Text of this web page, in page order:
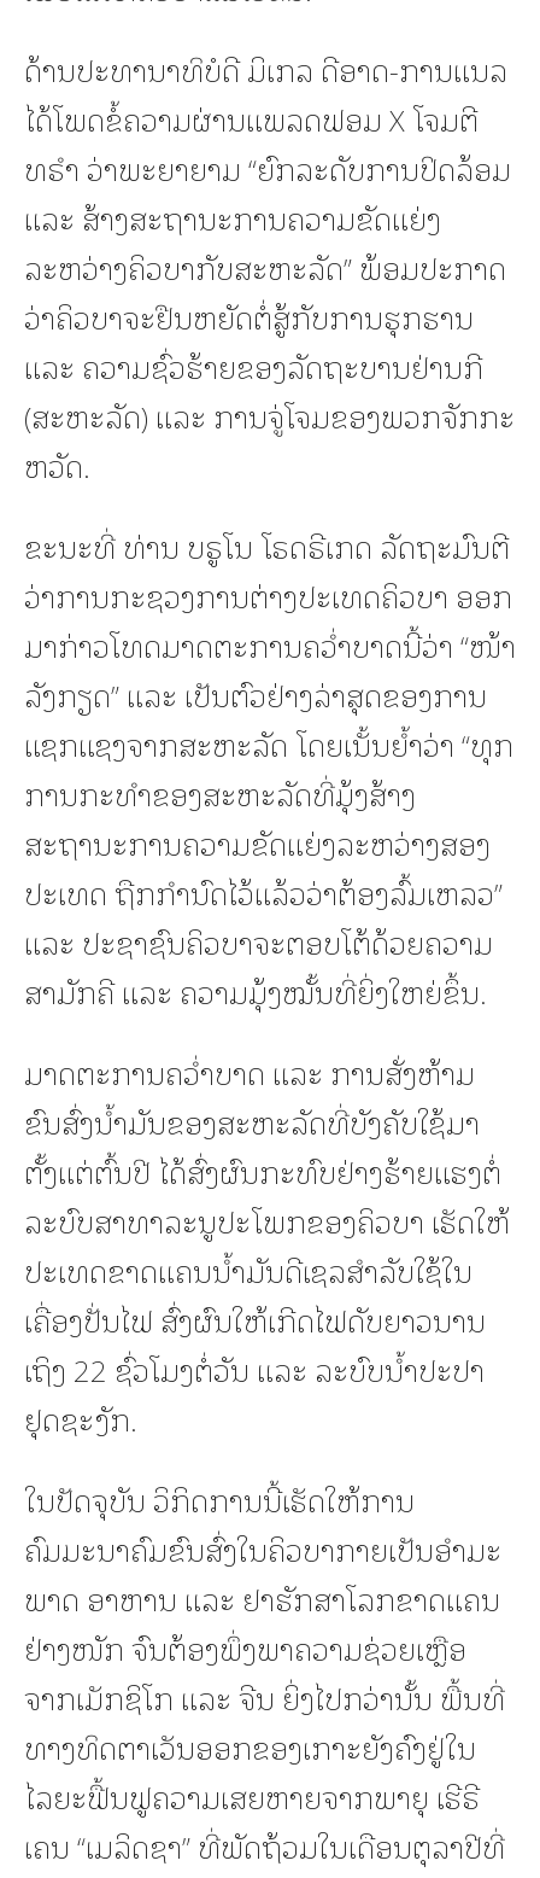
ດ້ານປະທານາທິບໍດີ ມິເກລ ດີອາດ-ການແນລ
ໄດ້ໂພດຂໍ້ຄວາມຜ່ານແພລດຟອມ X ໂຈມຕີ
ທຣຳ ວ່າພະຍາຍາມ “ຍົກລະດັບການປິດລ້ອມ
ແລະ ສ້າງສະຖານະການຄວາມຂັດແຍ່ງ
ລະຫວ່າງຄິວບາກັບສະຫະລັດ” ພ້ອມປະກາດ
ວ່າຄິວບາຈະຢືນຫຍັດຕໍ່ສູ້ກັບການຮຸກຮານ
ແລະ ຄວາມຊົ່ວຮ້າຍຂອງລັດຖະບານຢ່ານກີ
(ສະຫະລັດ) ແລະ ການຈູ່ໂຈມຂອງພວກຈັກກະ
ຫວັດ.
ຂະນະທີ່ ທ່ານ ບຣູໂນ ໂຣດຣີເກດ ລັດຖະມົນຕີ
ວ່າການກະຊວງການຕ່າງປະເທດຄິວບາ ອອກ
ມາກ່າວໂທດມາດຕະການຄວ່ຳບາດນີ້ວ່າ “ໜ້າ
ລັງກຽດ” ແລະ ເປັນຕົວຢ່າງລ່າສຸດຂອງການ
ແຊກແຊງຈາກສະຫະລັດ ໂດຍເນັ້ນຍ້ຳວ່າ “ທຸກ
ການກະທຳຂອງສະຫະລັດທີ່ມຸ້ງສ້າງ
ສະຖານະການຄວາມຂັດແຍ່ງລະຫວ່າງສອງ
ປະເທດ ຖືກກຳນົດໄວ້ແລ້ວວ່າຕ້ອງລົ້ມເຫລວ”
ແລະ ປະຊາຊົນຄິວບາຈະຕອບໂຕ້ດ້ວຍຄວາມ
ສາມັກຄີ ແລະ ຄວາມມຸ້ງໝັ້ນທີ່ຍິ່ງໃຫຍ່ຂຶ້ນ.
ມາດຕະການຄວ່ຳບາດ ແລະ ການສັ່ງຫ້າມ
ຂົນສົ່ງນ້ຳມັນຂອງສະຫະລັດທີ່ບັງຄັບໃຊ້ມາ
ຕັ້ງແຕ່ຕົ້ນປີ ໄດ້ສົ່ງຜົນກະທົບຢ່າງຮ້າຍແຮງຕໍ່
ລະບົບສາທາລະນູປະໂພກຂອງຄິວບາ ເຮັດໃຫ້
ປະເທດຂາດແຄນນ້ຳມັນດີເຊລສຳລັບໃຊ້ໃນ
ເຄື່ອງປັ່ນໄຟ ສົ່ງຜົນໃຫ້ເກີດໄຟດັບຍາວນານ
ເຖິງ 22 ຊົ່ວໂມງຕໍ່ວັນ ແລະ ລະບົບນ້ຳປະປາ
ຢຸດຊະງັກ.
ໃນປັດຈຸບັນ ວິກິດການນີ້ເຮັດໃຫ້ການ
ຄົມມະນາຄົມຂົນສົ່ງໃນຄິວບາກາຍເປັນອຳມະ
ພາດ ອາຫານ ແລະ ຢາຮັກສາໂລກຂາດແຄນ
ຢ່າງໜັກ ຈົນຕ້ອງພຶ່ງພາຄວາມຊ່ວຍເຫຼືອ
ຈາກເມັກຊິໂກ ແລະ ຈີນ ຍິ່ງໄປກວ່ານັ້ນ ພື້ນທີ່
ທາງທິດຕາເວັນອອກຂອງເກາະຍັງຄົງຢູ່ໃນ
ໄລຍະຟື້ນຟູຄວາມເສຍຫາຍຈາກພາຍຸ ເຮີຣີ
ເຄນ “ເມລິດຊາ” ທີ່ພັດຖ້ວມໃນເດືອນຕຸລາປີທີ່